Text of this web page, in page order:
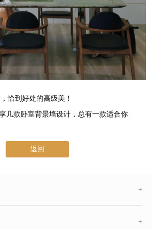
恰到好处的高级美！
几款卧室背景墙设计，总有一款适合你
返回
+
+